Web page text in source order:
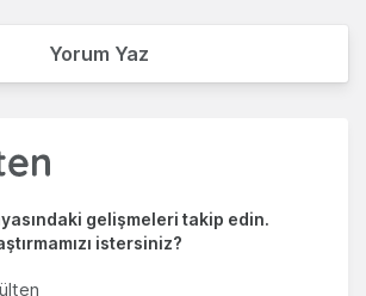
Yorum Yaz
gelişmeleri takip edin.
istersiniz?